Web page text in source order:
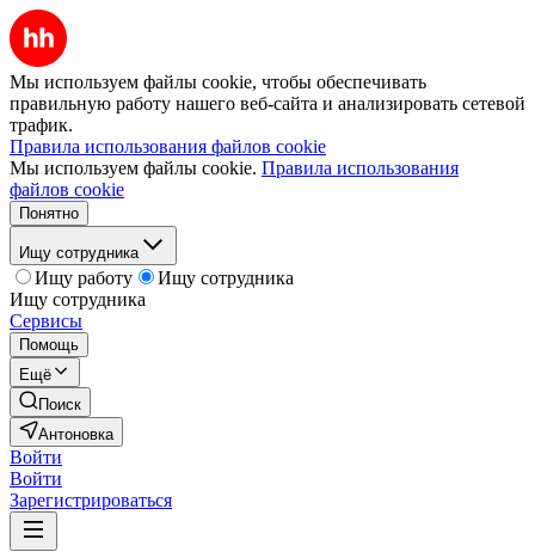
Мы используем файлы cookie, чтобы обеспечивать
правильную работу нашего веб-сайта и анализировать сетевой
трафик.
Правила использования файлов cookie
Мы используем файлы cookie. Правила использования
файлов cookie
Понятно
Ищу сотрудника
Ищу работу
Ищу сотрудника
Ищу сотрудника
Сервисы
Помощь
Ещё
Поиск
Антоновка
Войти
Войти
Зарегистрироваться